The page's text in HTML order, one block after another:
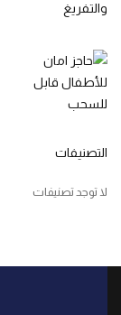
التصنيفات
لا توجد تصنيفات